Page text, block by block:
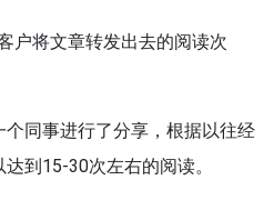
户将文章转发出去的阅读次
个同事进行了分享，根据以往经
到15-30次左右的阅读。